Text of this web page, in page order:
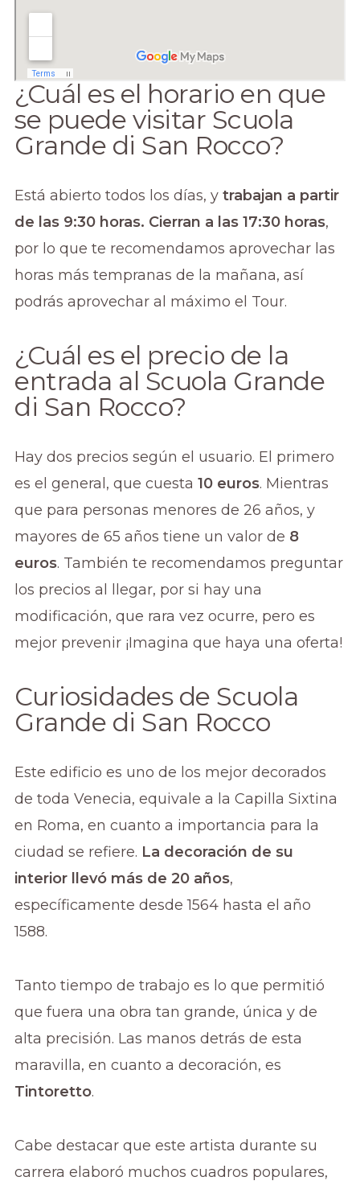
¿Cuál es el horario en que
se puede visitar Scuola
Grande di San Rocco?
Está abierto todos los días, y trabajan a partir
de las 9:30 horas. Cierran a las 17:30 horas,
por lo que te recomendamos aprovechar las
horas más tempranas de la mañana, así
podrás aprovechar al máximo el Tour.
¿Cuál es el precio de la
entrada al Scuola Grande
di San Rocco?
Hay dos precios según el usuario. El primero
es el general, que cuesta 10 euros. Mientras
que para personas menores de 26 años, y
mayores de 65 años tiene un valor de 8
euros. También te recomendamos preguntar
los precios al llegar, por si hay una
modificación, que rara vez ocurre, pero es
mejor prevenir ¡Imagina que haya una oferta!
Curiosidades de Scuola
Grande di San Rocco
Este edificio es uno de los mejor decorados
de toda Venecia, equivale a la Capilla Sixtina
en Roma, en cuanto a importancia para la
ciudad se refiere. La decoración de su
interior llevó más de 20 años,
específicamente desde 1564 hasta el año
1588.
Tanto tiempo de trabajo es lo que permitió
que fuera una obra tan grande, única y de
alta precisión. Las manos detrás de esta
maravilla, en cuanto a decoración, es
Tintoretto.
Cabe destacar que este artista durante su
carrera elaboró muchos cuadros populares,